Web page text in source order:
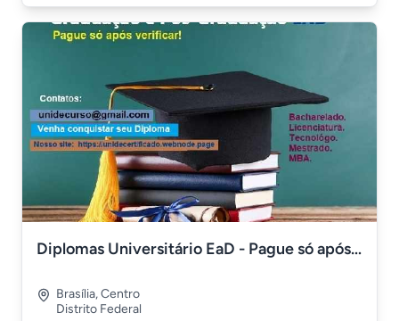
Diplomas Universitário EaD - Pague só após visualização
Brasília,Centro
Distrito Federal